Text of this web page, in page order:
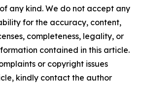
any kind. We do not accept any
for the accuracy, content,
completeness, legality, or
contained in this article.
or copyright issues
kindly contact the author